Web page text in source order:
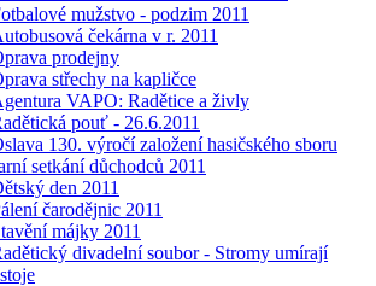
mužstvo - podzim 2011
čekárna v r. 2011
prodejny
střechy na kapličce
VAPO: Radětice a živly
pouť - 26.6.2011
130. výročí založení hasičského sboru
setkání důchodců 2011
den 2011
čarodějnic 2011
májky 2011
divadelní soubor - Stromy umírají